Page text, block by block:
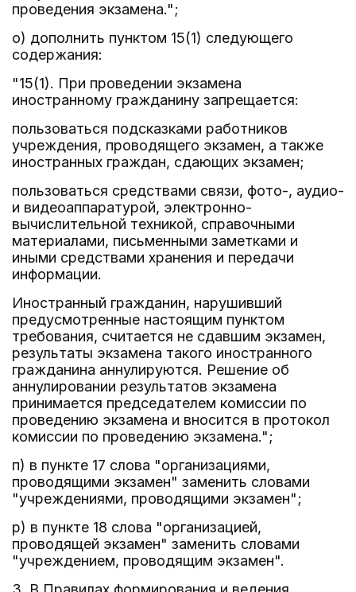
проведения экзамена.";
о) дополнить пунктом 15(1) следующего
содержания:
"15(1). При проведении экзамена
иностранному гражданину запрещается:
пользоваться подсказками работников
учреждения, проводящего экзамен, а также
иностранных граждан, сдающих экзамен;
пользоваться средствами связи, фото-, аудио-
и видеоаппаратурой, электронно-
вычислительной техникой, справочными
материалами, письменными заметками и
иными средствами хранения и передачи
информации.
Иностранный гражданин, нарушивший
предусмотренные настоящим пунктом
требования, считается не сдавшим экзамен,
результаты экзамена такого иностранного
гражданина аннулируются. Решение об
аннулировании результатов экзамена
принимается председателем комиссии по
проведению экзамена и вносится в протокол
комиссии по проведению экзамена.";
п) в пункте 17 слова "организациями,
проводящими экзамен" заменить словами
"учреждениями, проводящими экзамен";
р) в пункте 18 слова "организацией,
проводящей экзамен" заменить словами
"учреждением, проводящим экзамен".